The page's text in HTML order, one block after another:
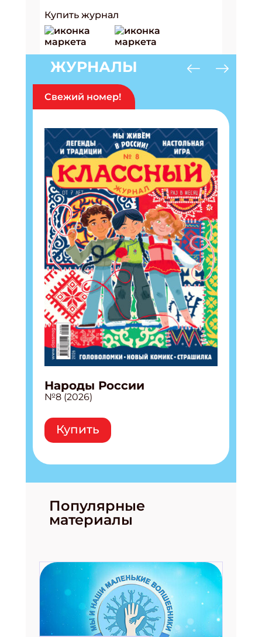
Купить журнал
ЖУРНАЛЫ
Свежий номер!
Народы России
№8 (2026)
Купить
Популярные
материалы